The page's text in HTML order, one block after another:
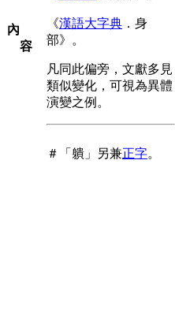
內
容
《漢語大字典 ．身
部》。
凡同此偏旁，文獻多見
類似變化，可視為異體
演變之例。
＃「䠿」另兼正字。